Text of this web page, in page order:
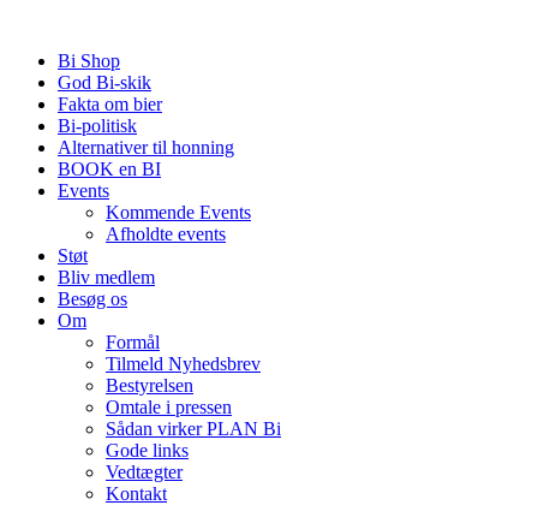
indholdBi Shop
God Bi-skik
Fakta om bier
Bi-politisk
Alternativer til honning
BOOK en BI
Events
Kommende Events
Afholdte events
Støt
Bliv medlem
Besøg os
Om
Formål
Tilmeld Nyhedsbrev
Bestyrelsen
Omtale i pressen
Sådan virker PLAN Bi
Gode links
Vedtægter
Kontakt